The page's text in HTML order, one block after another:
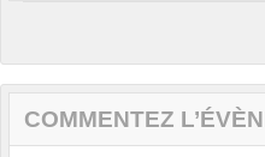
COMMENTEZ